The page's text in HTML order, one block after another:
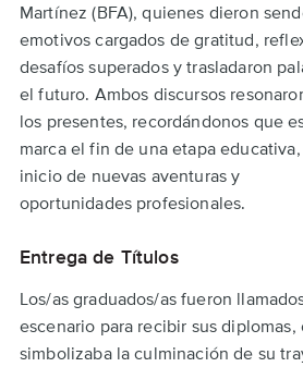
Martínez (BFA), quienes dieron
emotivos cargados de gratitud,
desafíos superados y trasladaron
el futuro. Ambos discursos
los presentes, recordándonos que
marca el fin de una etapa
inicio de nuevas aventuras y
oportunidades profesionales.
Entrega de Títulos
Los/as graduados/as fueron
escenario para recibir sus diplomas,
simbolizaba la culminación de su